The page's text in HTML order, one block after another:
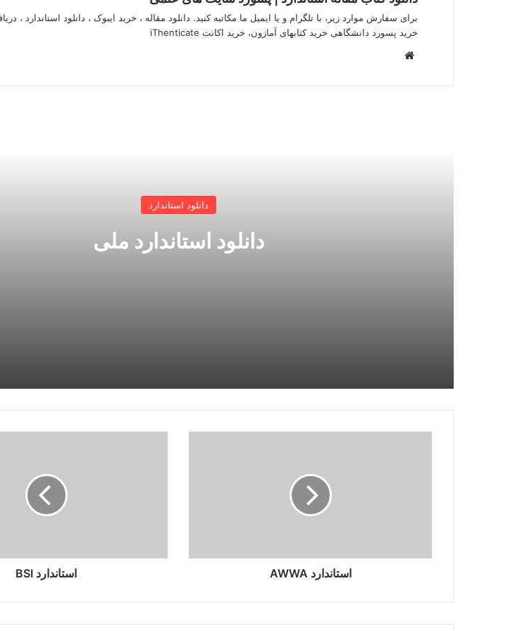
برای سفارش موارد زیر، با تلگرام و یا ایمیل ما مکاتبه کنید. دانلود مقاله ، خرید ایبوک ، دانلود استاندارد ،
خرید پسورد دانشگاهی خرید کتابهای آمازون، خرید اکانت iThenticate
دانلود استاندارد
دانلود استاندارد ملی
خرید استانداردهای ملی ایران
استاندارد AWWA استاندارد BSI